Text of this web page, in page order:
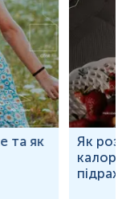
та як
Як